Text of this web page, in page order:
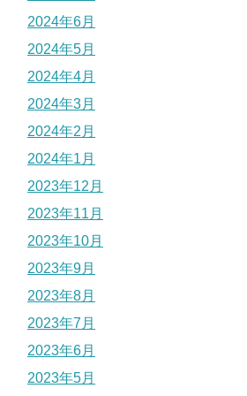
2024年6月
2024年5月
2024年4月
2024年3月
2024年2月
2024年1月
2023年12月
2023年11月
2023年10月
2023年9月
2023年8月
2023年7月
2023年6月
2023年5月